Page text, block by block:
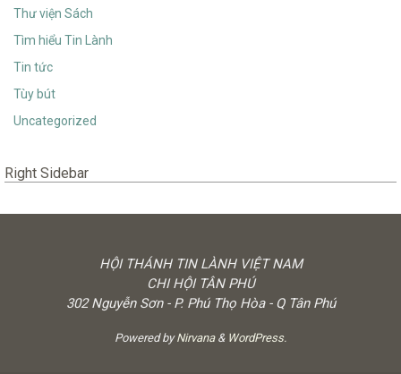
Thư viện Sách
Tìm hiểu Tin Lành
Tin tức
Tùy bút
Uncategorized
Right Sidebar
HỘI THÁNH TIN LÀNH VIỆT NAM
CHI HỘI TÂN PHÚ
302 Nguyễn Sơn - P. Phú Thọ Hòa - Q Tân Phú
Powered byNirvana& WordPress.